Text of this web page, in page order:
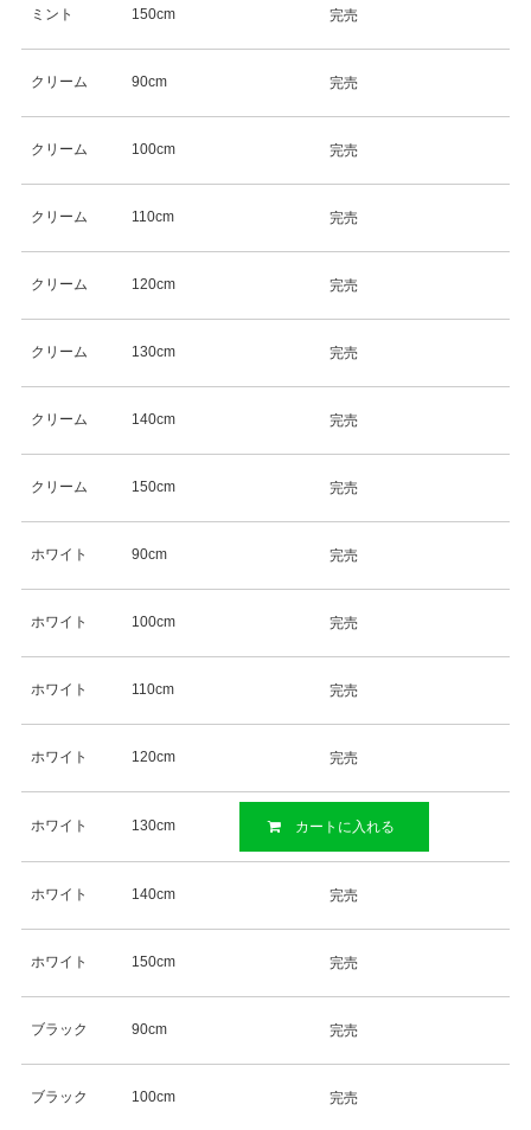
ミント 150cm 完売
クリーム 90cm 完売
クリーム 100cm 完売
クリーム 110cm 完売
クリーム 120cm 完売
クリーム 130cm 完売
クリーム 140cm 完売
クリーム 150cm 完売
ホワイト 90cm 完売
ホワイト 100cm 完売
ホワイト 110cm 完売
ホワイト 120cm 完売
ホワイト 130cm カートに入れる
ホワイト 140cm 完売
ホワイト 150cm 完売
ブラック 90cm 完売
ブラック 100cm 完売